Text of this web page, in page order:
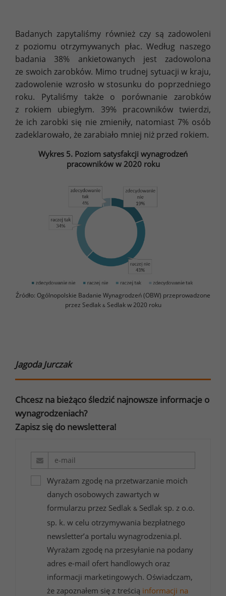
Badanych zapytaliśmy również czy są zadowoleni
z poziomu otrzymywanych płac. Według naszego
badania 38% ankietowanych jest zadowolona
ze swoich zarobków. Mimo trudnej sytuacji w kraju,
zadowolenie wzrosło w stosunku do poprzedniego
roku. Pytaliśmy także o porównanie zarobków
z rokiem ubiegłym. 39% pracowników twierdzi,
że ich zarobki się nie zmieniły, natomiast 7% osób
zadeklarowało, że zarabiało mniej niż przed rokiem.
Wykres 5. Poziom satysfakcji wynagrodzeń
pracowników w 2020 roku
Źródło: Ogólnopolskie Badanie Wynagrodzeń (OBW) przeprowadzone
przez Sedlak &Sedlak w 2020 roku
Jagoda Jurczak
Chcesz na bieżąco śledzić najnowsze informacje o
wynagrodzeniach?
Zapisz się do newslettera!
Wyrażam zgodę na przetwarzanie moich
danych osobowych zawartych w
formularzu przez Sedlak & Sedlak sp. z o.o.
sp. k. w celu otrzymywania bezpłatnego
newsletter’a portalu wynagrodzenia.pl.
Wyrażam zgodę na przesyłanie na podany
adres e-mail ofert handlowych oraz
informacji marketingowych. Oświadczam,
że zapoznałem się z treścią informacji na